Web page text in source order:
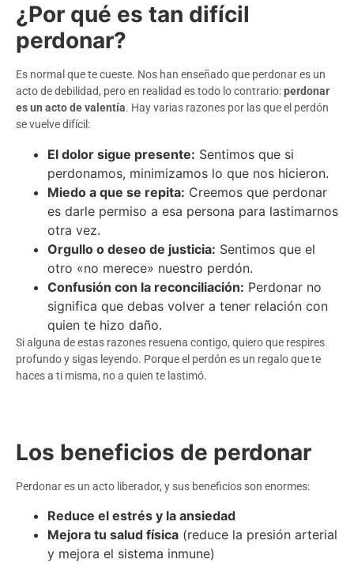
¿Por qué es tan difícil
perdonar?
Es normal que te cueste. Nos han enseñado que perdonar es un
acto de debilidad, pero en realidad es todo lo contrario:perdonar
es un acto de valentía. Hay varias razones por las que el perdón
se vuelve difícil:
El dolor sigue presente: Sentimos que si
perdonamos, minimizamos lo que nos hicieron.
Miedo a que se repita: Creemos que perdonar
es darle permiso a esa persona para lastimarnos
otra vez.
Orgullo o deseo de justicia: Sentimos que el
otro «no merece» nuestro perdón.
Confusión con la reconciliación: Perdonar no
significa que debas volver a tener relación con
quien te hizo daño.
Si alguna de estas razones resuena contigo, quiero que respires
profundo y sigas leyendo. Porque el perdón es un regalo que te
haces a ti misma, no a quien te lastimó.
Los beneficios de perdonar
Perdonar es un acto liberador, y sus beneficios son enormes:
Reduce el estrés y la ansiedad
Mejora tu salud física (reduce la presión arterial
y mejora el sistema inmune)